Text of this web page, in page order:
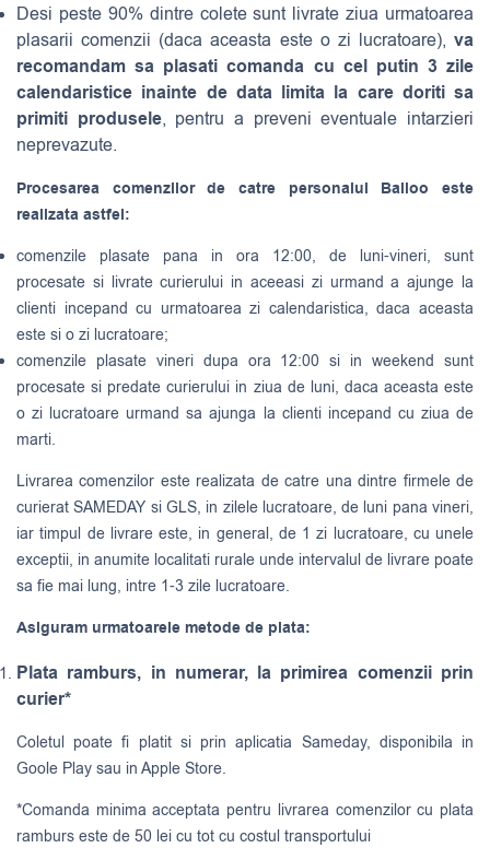
Desi peste 90% dintre colete sunt livrate ziua urmatoarea
plasarii comenzii (daca aceasta este o zi lucratoare), va
recomandam sa plasati comanda cu cel putin 3 zile
calendaristice inainte de data limita la care doriti sa
primiti produsele, pentru a preveni eventuale intarzieri
neprevazute.
Procesarea comenzilor de catre personalul Balloo este
realizata astfel:
comenzile plasate pana in ora 12:00, de luni-vineri, sunt
procesate si livrate curierului in aceeasi zi urmand a ajunge la
clienti incepand cu urmatoarea zi calendaristica, daca aceasta
este si o zi lucratoare;
comenzile plasate vineri dupa ora 12:00 si in weekend sunt
procesate si predate curierului in ziua de luni, daca aceasta este
o zi lucratoare urmand sa ajunga la clienti incepand cu ziua de
marti.
Livrarea comenzilor este realizata de catre una dintre firmele de
curieratSAMEDAY si GLS, in zilele lucratoare, de luni pana vineri,
iar timpul de livrare este, in general, de 1 zi lucratoare, cu unele
exceptii, in anumite localitati rurale unde intervalul de livrare poate
sa fie mai lung, intre 1-3 zile lucratoare.
Asiguram urmatoarele metode de plata:
Plata ramburs, in numerar, la primirea comenzii prin
curier*
Coletul poate fi platit si prin aplicatia Sameday, disponibila in
Goole Play sau in Apple Store.
*Comanda minima acceptata pentru livrarea comenzilor cu plata
ramburs este de 50 lei cu tot cu costul transportului